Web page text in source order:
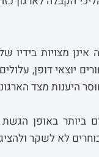
אינן מצויות
יוצאי דופן,
היענות מצד
באופן הגשת
לא לשקר